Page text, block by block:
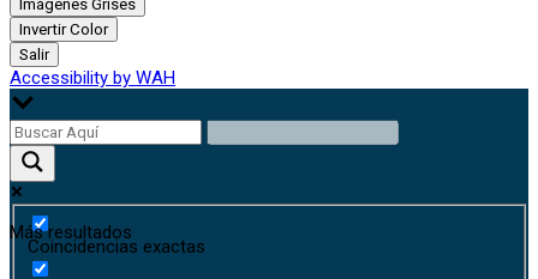
Imágenes Grises
Invertir Color
Salir
Accessibility by WAH
Más resultados
Coincidencias exactas